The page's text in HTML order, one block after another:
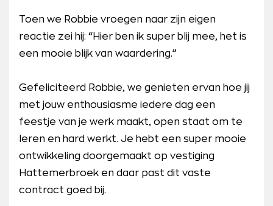
Toen we Robbie vroegen naar zijn eigen
reactie zei hij: “Hier ben ik super blij mee, het is
een mooie blijk van waardering.”
Gefeliciteerd Robbie, we genieten ervan hoe jij
met jouw enthousiasme iedere dag een
feestje van je werk maakt, open staat om te
leren en hard werkt. Je hebt een super mooie
ontwikkeling doorgemaakt op vestiging
Hattemerbroek en daar past dit vaste
contract goed bij.